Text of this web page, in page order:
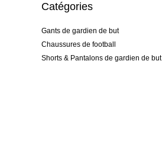
Catégories
Gants de gardien de but
Chaussures de football
Shorts & Pantalons de gardien de but